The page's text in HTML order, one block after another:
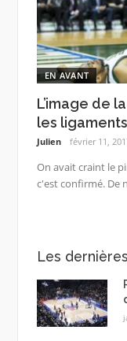
EN AVANT
L’image de
les
Julien février 11,
On avait craint le
c'est confirmé. De
Les